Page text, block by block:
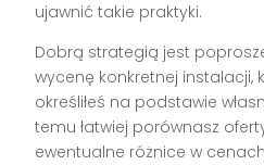
ujawnić takie praktyki.
Dobrą strategią jest
wycenę konkretnej instalacji,
określiłeś na podstawie
temu łatwiej porównasz
ewentualne różnice w